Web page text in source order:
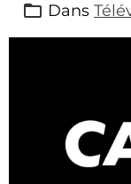
Dans